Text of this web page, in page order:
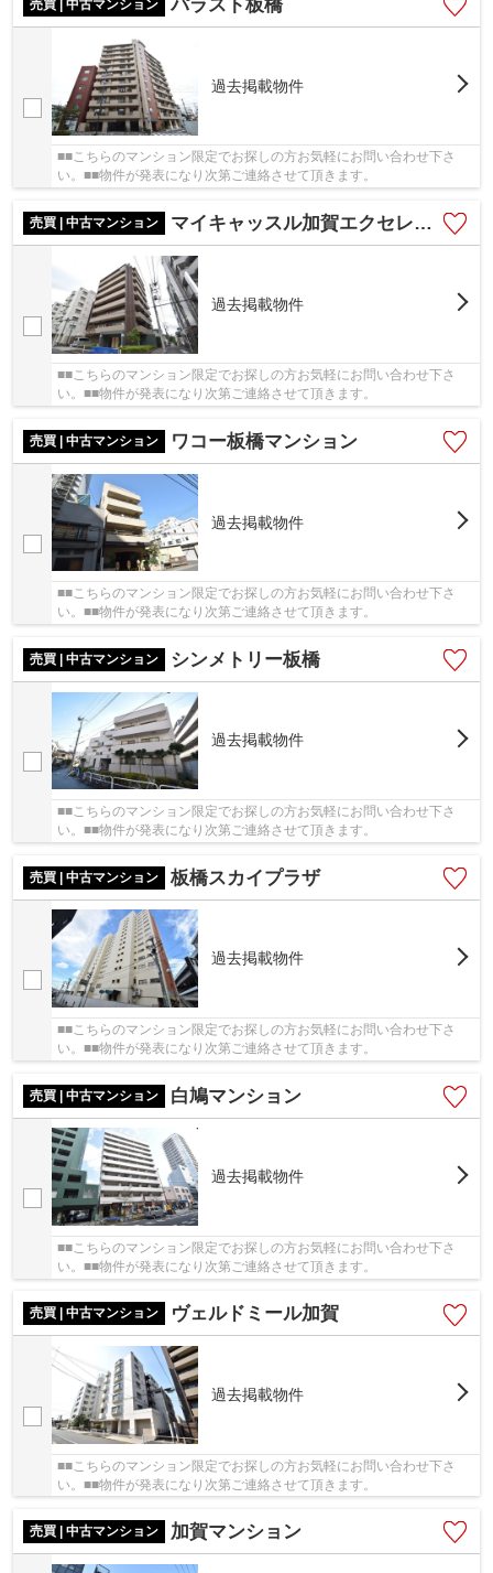
売買 | 中古マンション パラスト板橋
過去掲載物件
■■こちらのマンション限定でお探しの方お気軽にお問い合わせ下さ
い。■■物件が発表になり次第ご連絡させて頂きます。
売買 | 中古マンション マイキャッスル加賀エクセレントステージ
過去掲載物件
■■こちらのマンション限定でお探しの方お気軽にお問い合わせ下さ
い。■■物件が発表になり次第ご連絡させて頂きます。
売買 | 中古マンション ワコー板橋マンション
過去掲載物件
■■こちらのマンション限定でお探しの方お気軽にお問い合わせ下さ
い。■■物件が発表になり次第ご連絡させて頂きます。
売買 | 中古マンション シンメトリー板橋
過去掲載物件
■■こちらのマンション限定でお探しの方お気軽にお問い合わせ下さ
い。■■物件が発表になり次第ご連絡させて頂きます。
売買 | 中古マンション 板橋スカイプラザ
過去掲載物件
■■こちらのマンション限定でお探しの方お気軽にお問い合わせ下さ
い。■■物件が発表になり次第ご連絡させて頂きます。
売買 | 中古マンション 白鳩マンション
過去掲載物件
■■こちらのマンション限定でお探しの方お気軽にお問い合わせ下さ
い。■■物件が発表になり次第ご連絡させて頂きます。
売買 | 中古マンション ヴェルドミール加賀
過去掲載物件
■■こちらのマンション限定でお探しの方お気軽にお問い合わせ下さ
い。■■物件が発表になり次第ご連絡させて頂きます。
売買 | 中古マンション 加賀マンション